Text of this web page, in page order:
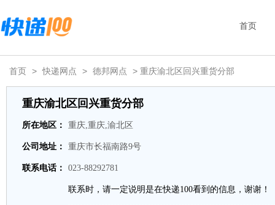
首页
首页 > 快递网点 > 德邦网点 > 重庆渝北区回兴重货分部
重庆渝北区回兴重货分部
所在地区： 重庆,重庆,渝北区
公司地址： 重庆市长福南路9号
联系电话： 023-88292781
联系时，请一定说明是在快递100看到的信息，谢谢！